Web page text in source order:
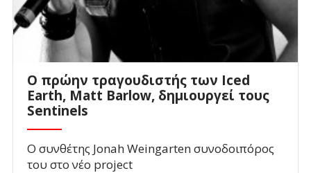
Ο πρώην τραγουδιστής των Iced
Earth, Matt Barlow, δημιουργεί τους
Sentinels
O συνθέτης Jonah Weingarten συνοδοιπόρος
του στο νέο project